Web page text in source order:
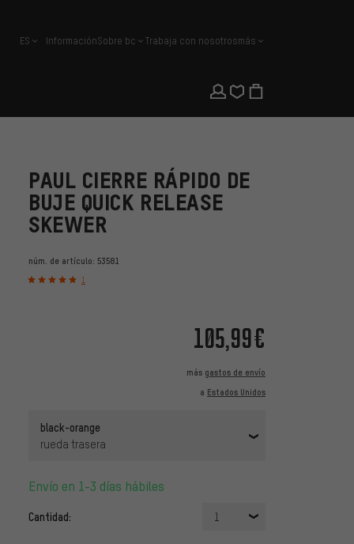
español
ES InformaciónSobre bc Trabaja con nosotrosmás
PAUL CIERRE RÁPIDO DE
BUJE QUICK RELEASE
SKEWER
núm. de artículo: 53581
1
105,99€
más gastos de envío
a Estados Unidos
black-orange
rueda trasera
Envío en 1-3 días hábiles
Cantidad: 1